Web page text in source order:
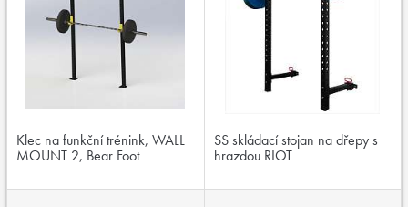
Klec na funkční trénink, WALL
MOUNT 2, Bear Foot
SS skládací stojan na dřepy s
hrazdou RIOT